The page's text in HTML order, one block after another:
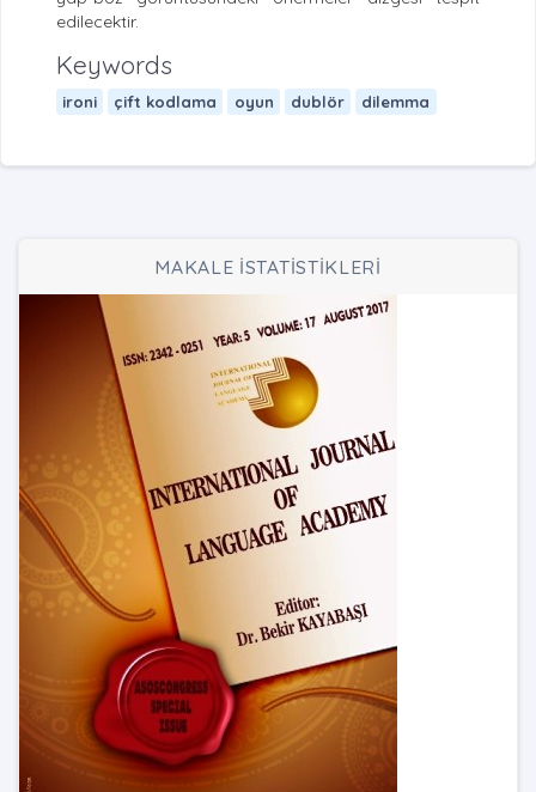
edilecektir.
Keywords
ironi çift kodlama oyun dublör dilemma
MAKALE İSTATİSTİKLERİ